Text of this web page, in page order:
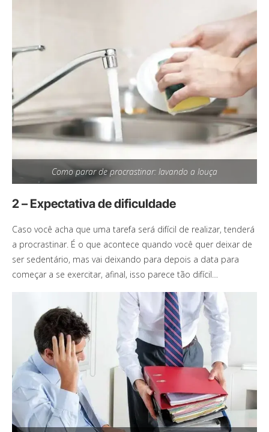
Como parar de procrastinar: lavando a louça
2 – Expectativa de dificuldade
Caso você acha que uma tarefa será difícil de realizar, tenderá
a procrastinar. É o que acontece quando você quer deixar de
ser sedentário, mas vai deixando para depois a data para
começar a se exercitar, afinal, isso parece tão difícil…